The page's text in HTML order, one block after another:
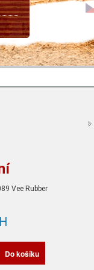
Vee Rubber
Do košíku